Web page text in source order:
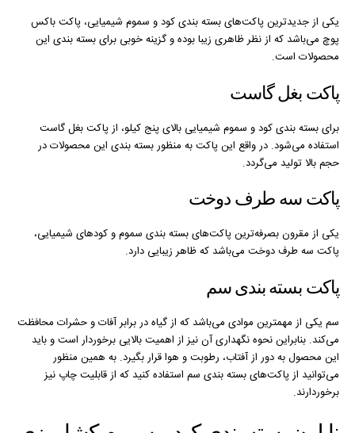
یکی از جدیدترین پاکت‌های بسته بندی کود و سموم شیمیایی، پاکت باکس
پوچ می‌باشد که از نظر ظاهری زیبا بوده و گزینه خوبی برای بسته بندی این
محصولات است.
پاکت بغل گاست
برای بسته بندی کود و سموم شیمیایی بالای پنج کیلو، از پاکت بغل گاست
استفاده می‌شود. در واقع این پاکت به منظور بسته بندی این محصولات در
حجم بالا تولید می‌گردد.
پاکت سه طرف دوخت
یکی از مقرون بصرفه‌ترین پاکت‌های بسته بندی سموم و کودهای شیمیایی،
پاکت سه طرف دوخت می‌باشد که ظاهر زیبایی دارد.
پاکت بسته بندی سم
سم یکی از مهمترین موادی می‌باشد که از گیاه در برابر آفات و حشرات محافظت
می‌کند. بنابراین نحوه نگهداری آن نیز از اهمیت بالایی برخوردار است و باید
این محصول به دور از آفتاب، رطوبت و هوا قرار بگیرد. به همین منظور
می‌توانید از پاکت‌های بسته بندی سم استفاده کنید که از قابلیت چاپ نیز
برخوردارند.